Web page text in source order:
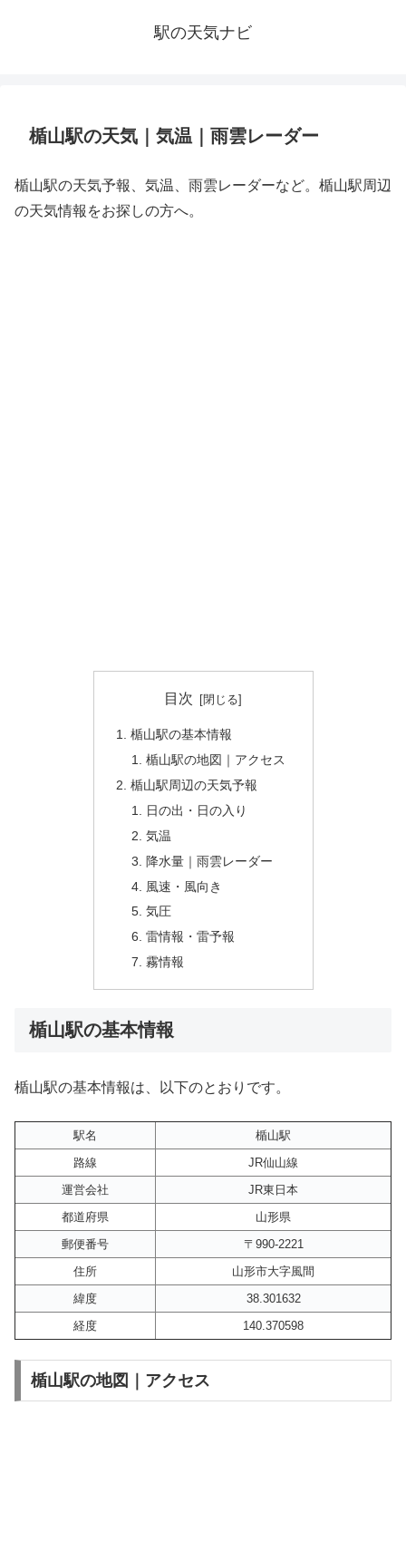
駅の天気ナビ
楯山駅の天気｜気温｜雨雲レーダー
楯山駅の天気予報、気温、雨雲レーダーなど。楯山駅周辺
の天気情報をお探しの方へ。
目次
楯山駅の基本情報
楯山駅の地図｜アクセス
楯山駅周辺の天気予報
日の出・日の入り
気温
降水量｜雨雲レーダー
風速・風向き
気圧
雷情報・雷予報
霧情報
楯山駅の基本情報
楯山駅の基本情報は、以下のとおりです。
駅名
楯山駅
路線
JR仙山線
運営会社
JR東日本
都道府県
山形県
郵便番号
〒990-2221
住所
山形市大字風間
緯度
38.301632
経度
140.370598
楯山駅の地図｜アクセス